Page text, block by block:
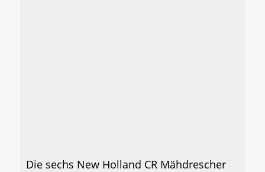
Die sechs New Holland CR Mähdrescher